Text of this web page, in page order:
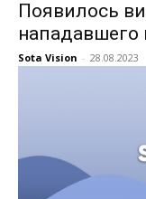
Появилось
нападавшего
Sota Vision - 28.08.2023